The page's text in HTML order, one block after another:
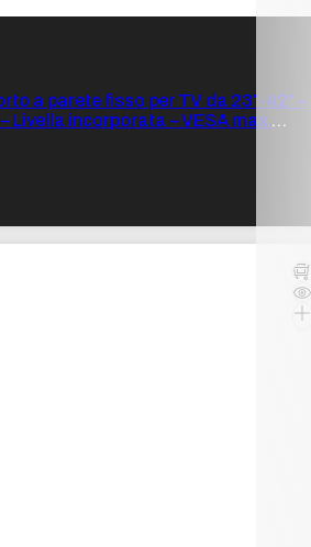
a parete fisso per TV da 23″-42″ –
Livella incorporata – VESA max.